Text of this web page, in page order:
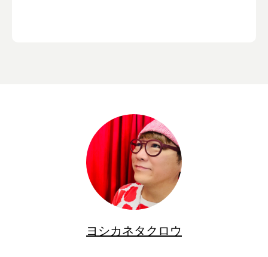
ヨシカネタクロウ